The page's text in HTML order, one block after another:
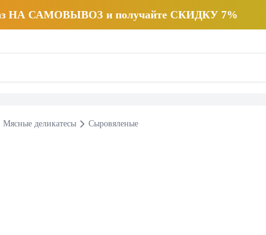
НА САМОВЫВОЗ и получайте СКИДКУ 7%
Мясные деликатесы Сыровяленые